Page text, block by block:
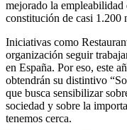
mejorado la empleabilidad
constitución de casi 1.200
Iniciativas como
organización seguir
en España. Por eso, este
obtendrán su distintivo
que busca sensibilizar
sociedad y sobre la
tenemos cerca.